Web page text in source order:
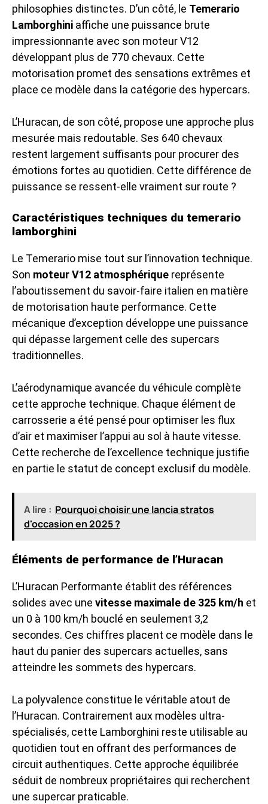
philosophies distinctes. D’un côté, le Temerario
Lamborghini affiche une puissance brute
impressionnante avec son moteur V12
développant plus de 770 chevaux. Cette
motorisation promet des sensations extrêmes et
place ce modèle dans la catégorie des hypercars.
L’Huracan, de son côté, propose une approche plus
mesurée mais redoutable. Ses 640 chevaux
restent largement suffisants pour procurer des
émotions fortes au quotidien. Cette différence de
puissance se ressent-elle vraiment sur route ?
Caractéristiques techniques du temerario
lamborghini
Le Temerario mise tout sur l’innovation technique.
Son moteur V12 atmosphérique représente
l’aboutissement du savoir-faire italien en matière
de motorisation haute performance. Cette
mécanique d’exception développe une puissance
qui dépasse largement celle des supercars
traditionnelles.
L’aérodynamique avancée du véhicule complète
cette approche technique. Chaque élément de
carrosserie a été pensé pour optimiser les flux
d’air et maximiser l’appui au sol à haute vitesse.
Cette recherche de l’excellence technique justifie
en partie le statut de concept exclusif du modèle.
A lire : Pourquoi choisir une lancia stratos
d'occasion en 2025 ?
Éléments de performance de l’Huracan
L’Huracan Performante établit des références
solides avec une vitesse maximale de 325 km/h et
un 0 à 100 km/h bouclé en seulement 3,2
secondes. Ces chiffres placent ce modèle dans le
haut du panier des supercars actuelles, sans
atteindre les sommets des hypercars.
La polyvalence constitue le véritable atout de
l’Huracan. Contrairement aux modèles ultra-
spécialisés, cette Lamborghini reste utilisable au
quotidien tout en offrant des performances de
circuit authentiques. Cette approche équilibrée
séduit de nombreux propriétaires qui recherchent
une supercar praticable.